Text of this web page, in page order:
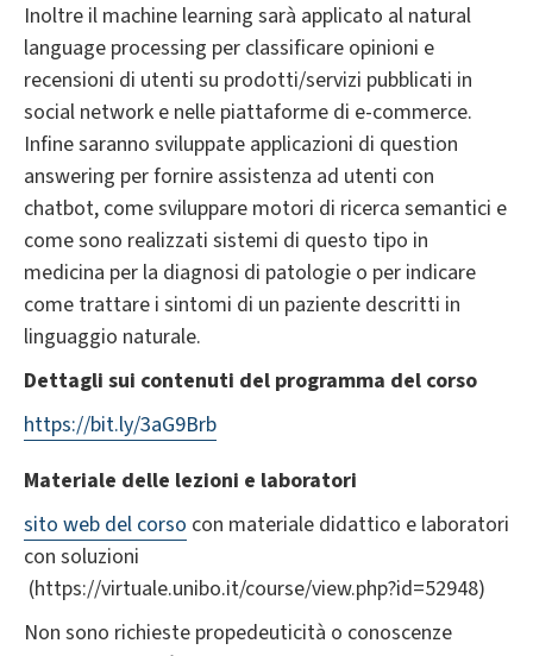
Inoltre il machine learning sarà applicato al natural
language processing per classificare opinioni e
recensioni di utenti su prodotti/servizi pubblicati in
social network e nelle piattaforme di e-commerce.
Infine saranno sviluppate applicazioni di question
answering per fornire assistenza ad utenti con
chatbot, come sviluppare motori di ricerca semantici e
come sono realizzati sistemi di questo tipo in
medicina per la diagnosi di patologie o per indicare
come trattare i sintomi di un paziente descritti in
linguaggio naturale.
Dettagli sui contenuti del programma del corso
https://bit.ly/3aG9Brb
Materiale delle lezioni e laboratori
sito web del corso con materiale didattico e laboratori
con soluzioni
(https://virtuale.unibo.it/course/view.php?id=52948)
Non sono richieste propedeuticità o conoscenze